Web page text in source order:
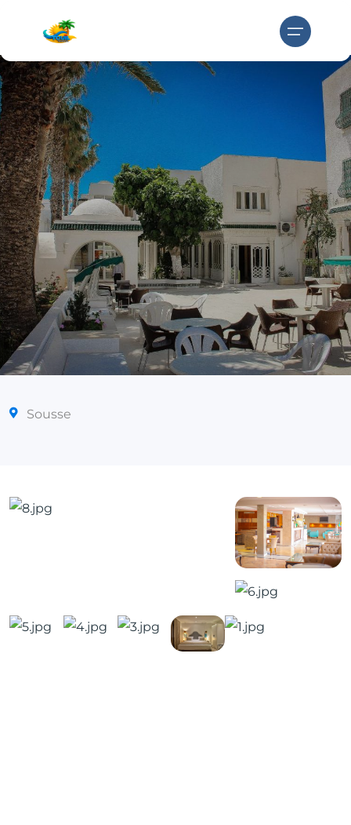
Sousse